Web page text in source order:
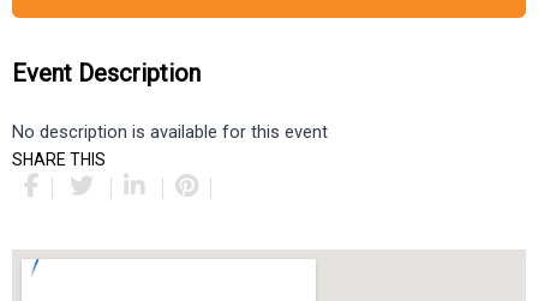
Event Description
No description is available for this event
SHARE THIS